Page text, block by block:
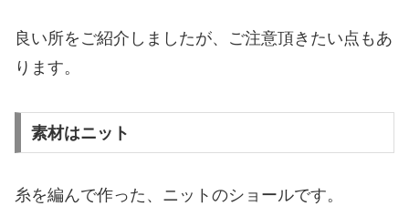
良い所をご紹介しましたが、ご注意頂きたい点もあ
ります。
素材はニット
糸を編んで作った、ニットのショールです。